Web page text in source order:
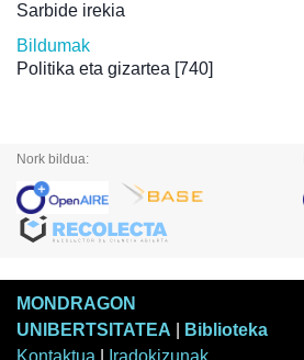
Sarbide irekia
Bildumak
Politika eta gizartea [740]
Nork bildua:
MONDRAGON
UNIBERTSITATEA
Biblioteka